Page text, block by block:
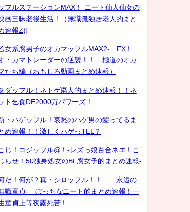
フルステーションMAX！ ニート仙人仙女の
画三昧老後生活！（無職孤独居老人的まと
速報Z)]
女系腐男子のオカマッフルMAX2- FX！
・カマトレーダーの逆襲！！ 極道のオカ
たち編（おもしろ動画まとめ速報）
ダッフル！ネトゲ廃人的まとめ速報！！ネ
ト乞食DE2000万パワーズ！
・ハゲッフル！哀愁のハゲ男の髪ってるま
め速報！！激しくハゲっTEL？
じ！コジッフル@！-レズっ娘百合ネエ！こ
じらせ！50独身処女のBL腐女子的まとめ速報-
だ！何が？真・シロッフル！！ 永遠の
職童貞- ぼっちなニート的まとめ速報！一
童貞上等夜露死苦！